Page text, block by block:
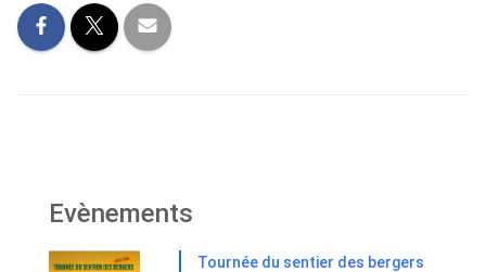
Evènements
Tournée du sentier des bergers